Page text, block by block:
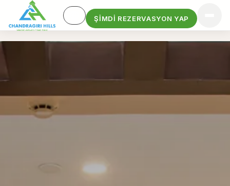
ŞIMDI REZERVASYON YAP